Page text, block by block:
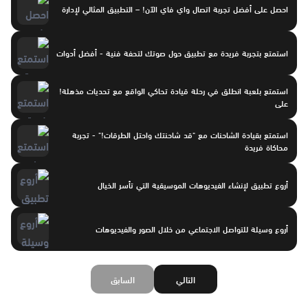
احصل على أفضل تجربة اتصال واي فاي الآن! – التطبيق المثالي لإدارة
استمتع بتجربة فريدة مع تطبيق حول صوتك لتحفة فنية - أفضل أدوات
استمتع بلعبة انطلق في رحلة قيادة تحاكي الواقع مع تحديات مذهلة!
على
استمتع بقيادة الشاحنات مع "قد شاحنتك واحتل الطرقات!" - تجربة
محاكاة فريدة
أروع تطبيق لإنشاء الفيديوهات الموسيقية التي تأسر الخيال
أروع وسيلة للتواصل الاجتماعي من خلال الصور والفيديوهات
السابق التالي